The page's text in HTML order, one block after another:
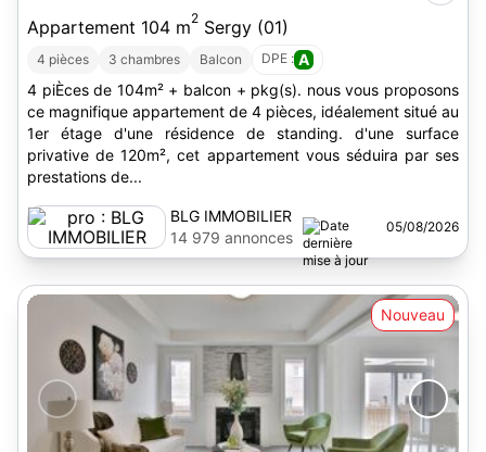
Appartement 104 m2 Sergy (01)
4 pièces 3 chambres Balcon DPE : A
4 piÈces de 104m² + balcon + pkg(s). nous vous proposons
ce magnifique appartement de 4 pièces, idéalement situé au
1er étage d'une résidence de standing. d'une surface
privative de 120m², cet appartement vous séduira par ses
prestations de...
BLG IMMOBILIER
14 979 annonces
05/08/2026
Nouveau